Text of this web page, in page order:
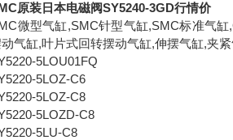
原装日本电磁阀SY5240-3GD行情价
微型气缸,SMC针型气缸,SMC标准气
气缸,叶片式回转摆动气缸,伸摆气缸,夹
5LOU01FQ
5LOZ-C6
5LOZ-C8
5LOZD-C8
5LU-C8